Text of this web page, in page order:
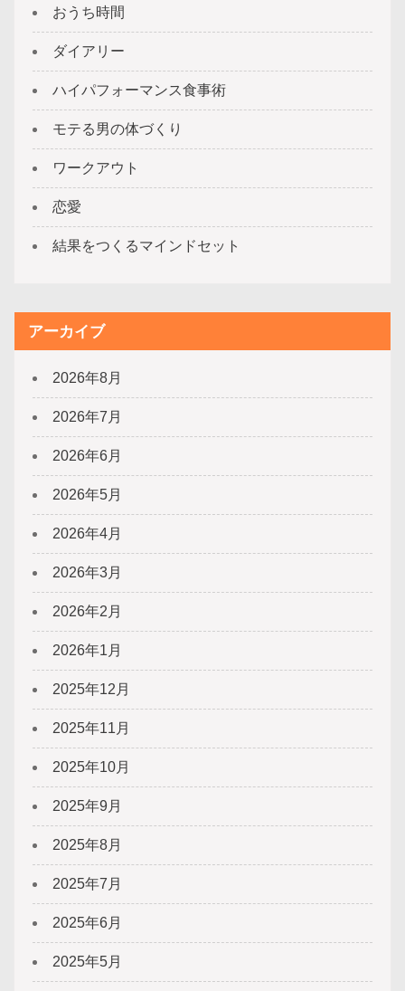
おうち時間
ダイアリー
ハイパフォーマンス食事術
モテる男の体づくり
ワークアウト
恋愛
結果をつくるマインドセット
アーカイブ
2026年8月
2026年7月
2026年6月
2026年5月
2026年4月
2026年3月
2026年2月
2026年1月
2025年12月
2025年11月
2025年10月
2025年9月
2025年8月
2025年7月
2025年6月
2025年5月